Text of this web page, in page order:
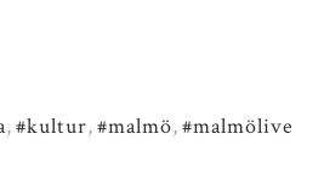
,#kultur,#malmö,#malmölive